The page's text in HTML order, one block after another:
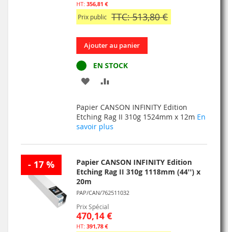
356,81 €
Prix public TTC: 513,80 €
Ajouter au panier
EN STOCK
AJOUTER
MA
LISTE
COMPARATEUR
Papier CANSON INFINITY Edition
Etching Rag II 310g 1524mm x 12m En
savoir plus
- 17 %
Papier CANSON INFINITY Edition
Etching Rag II 310g 1118mm (44'') x
20m
PAP/CAN/762511032
Prix Spécial
470,14 €
391,78 €